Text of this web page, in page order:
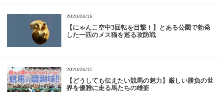
2020/06/18
【にゃんこ空中3回転を目撃！】とある公園で勃発
した一匹のメス猫を巡る攻防戦
2020/06/15
【どうしても伝えたい競馬の魅力】厳しい勝負の世
界を優雅に走る馬たちの雄姿